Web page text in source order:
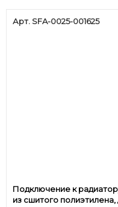
Арт. SFA-0025-001625
Подключение к
из сшитого